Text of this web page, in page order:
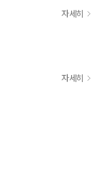
자세히
자세히